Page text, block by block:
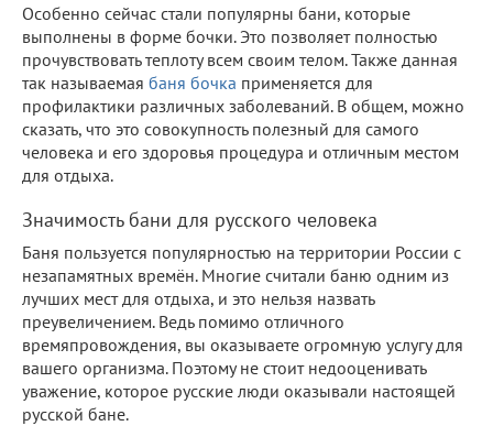
Особенно сейчас стали популярны бани, которые
выполнены в форме бочки. Это позволяет полностью
прочувствовать теплоту всем своим телом. Также данная
так называемая баня бочка применяется для
профилактики различных заболеваний. В общем, можно
сказать, что это совокупность полезный для самого
человека и его здоровья процедура и отличным местом
для отдыха.
Значимость бани для русского человека
Баня пользуется популярностью на территории России с
незапамятных времён. Многие считали баню одним из
лучших мест для отдыха, и это нельзя назвать
преувеличением. Ведь помимо отличного
времяпровождения, вы оказываете огромную услугу для
вашего организма. Поэтому не стоит недооценивать
уважение, которое русские люди оказывали настоящей
русской бане.